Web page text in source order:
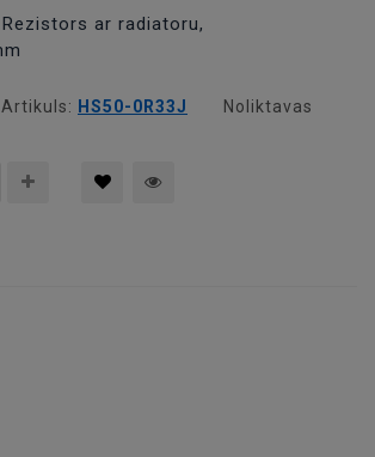
Rezistors ar radiatoru,
Artikuls: HS50-0R33J
Noliktavas